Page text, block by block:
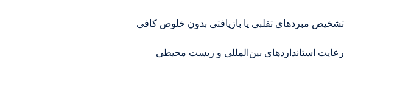
تشخیص مبردهای تقلبی یا بازیافتی بدون خلوص کافی
رعایت استانداردهای بین‌المللی و زیست‌ محیطی